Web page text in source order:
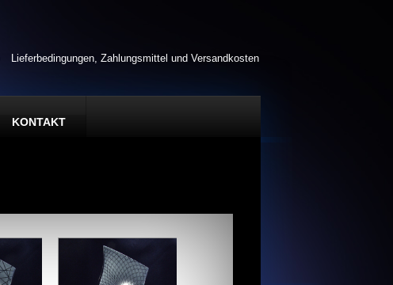
Lieferbedingungen, Zahlungsmittel und Versandkosten
KONTAKT